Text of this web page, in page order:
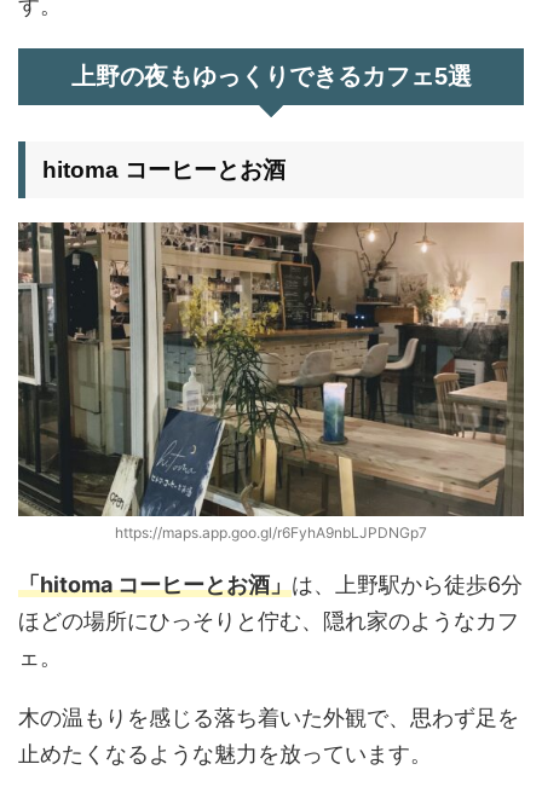
す。
上野の夜もゆっくりできるカフェ5選
hitoma コーヒーとお酒
https://maps.app.goo.gl/r6FyhA9nbLJPDNGp7
「hitoma コーヒーとお酒」は、上野駅から徒歩6分
ほどの場所にひっそりと佇む、隠れ家のようなカフ
ェ。
木の温もりを感じる落ち着いた外観で、思わず足を
止めたくなるような魅力を放っています。